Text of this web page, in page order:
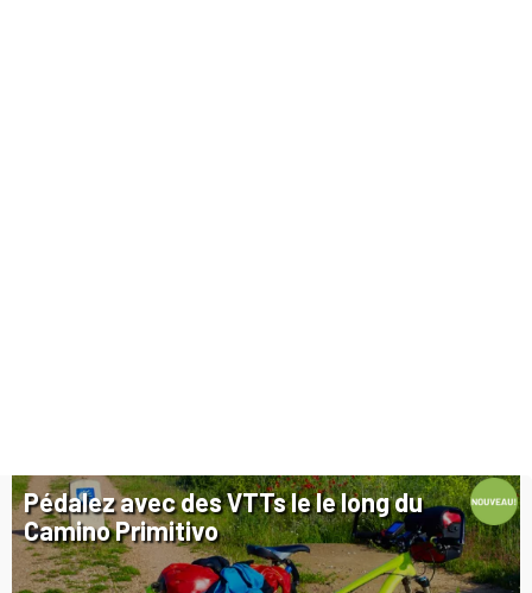
Pédalez avec des VTTs le le long du
Camino Primitivo